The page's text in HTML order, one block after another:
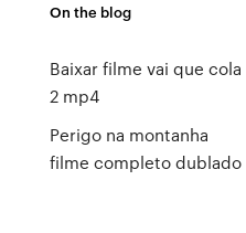
On the blog
Baixar filme vai que cola
2 mp4
Perigo na montanha
filme completo dublado